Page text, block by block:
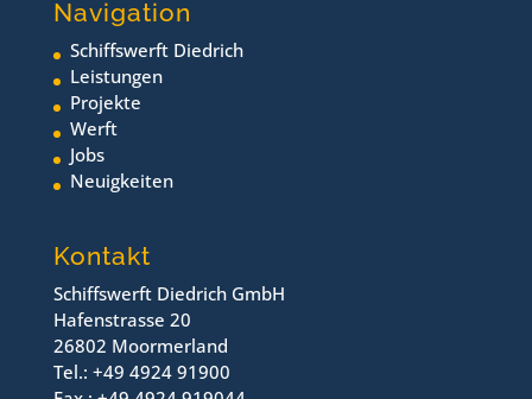
Navigation
Schiffswerft Diedrich
Leistungen
Projekte
Werft
Jobs
Neuigkeiten
Kontakt
Schiffswerft Diedrich GmbH
Hafenstrasse 20
26802 Moormerland
Tel.: +49 4924 91900